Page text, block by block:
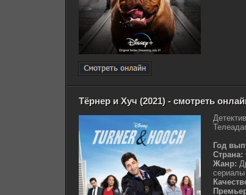
Тёрнер и Хуч (2021) - смотреть
Год
Страна:
Жанр: